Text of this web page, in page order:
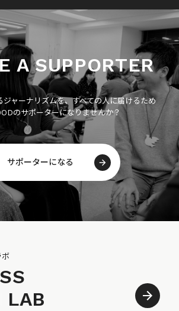
A SUPPORTER
ジャーナリズムを、すべての人に届けるため
のサポーターになりませんか？
サポーターになる
ボ
LAB